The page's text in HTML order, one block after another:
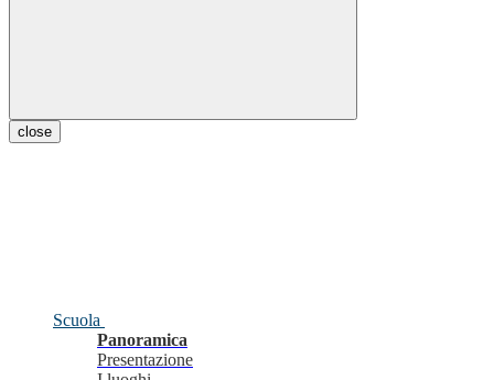
close
Scuola
Panoramica
Presentazione